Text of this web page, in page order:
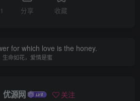
分享 收藏
for which love is the honey.
生命如花，爱情是蜜
优源网 关注